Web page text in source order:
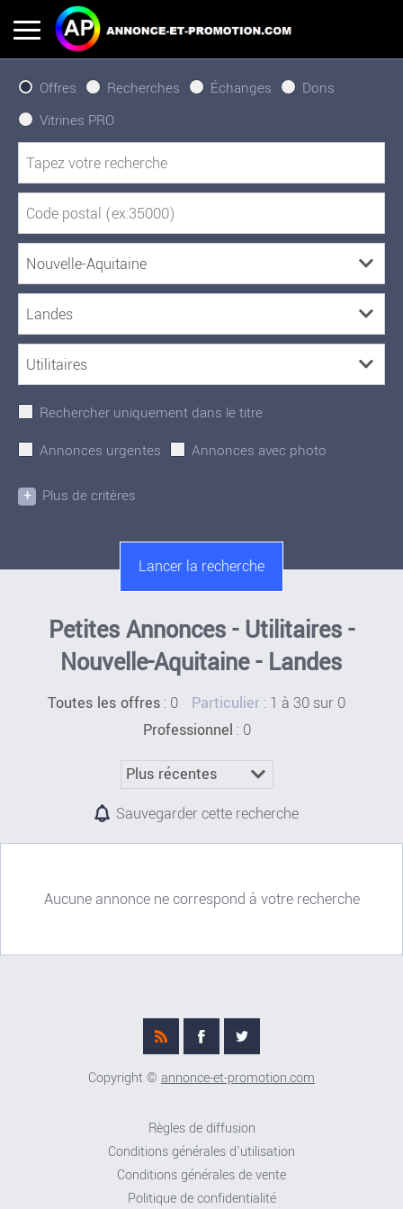
Offres Recherches Échanges
Dons
Vitrines PRO
Rechercher uniquement dans le titre
Annonces urgentes
Annonces avec photo
+ Plus de critères
Petites Annonces - Utilitaires -
Nouvelle-Aquitaine - Landes
Toutes les offres : 0 Particulier : 1 à 30 sur 0
Professionnel : 0
Sauvegarder cette recherche
Aucune annonce ne correspond à votre recherche
Copyright © annonce-et-promotion.com
Règles de diffusion
Conditions générales d'utilisation
Conditions générales de vente
Politique de confidentialité